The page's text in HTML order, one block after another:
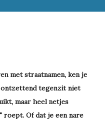
met straatnamen, ken je
ontzettend tegenzit niet
maar heel netjes
roept. Of dat je een nare